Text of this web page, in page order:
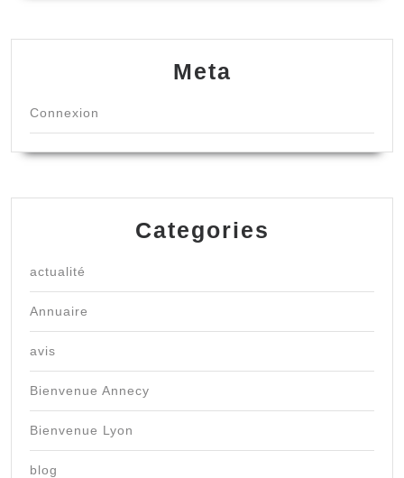
Meta
Connexion
Categories
actualité
Annuaire
avis
Bienvenue Annecy
Bienvenue Lyon
blog